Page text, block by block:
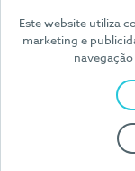
Este website utiliza
marketing e